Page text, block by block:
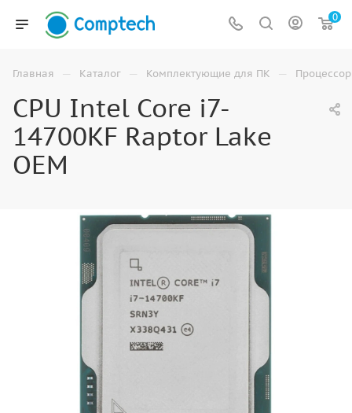
0
Главная — Каталог — Комплектующие для ПК —
CPU Intel Core i7-
14700KF Raptor Lake
OEM